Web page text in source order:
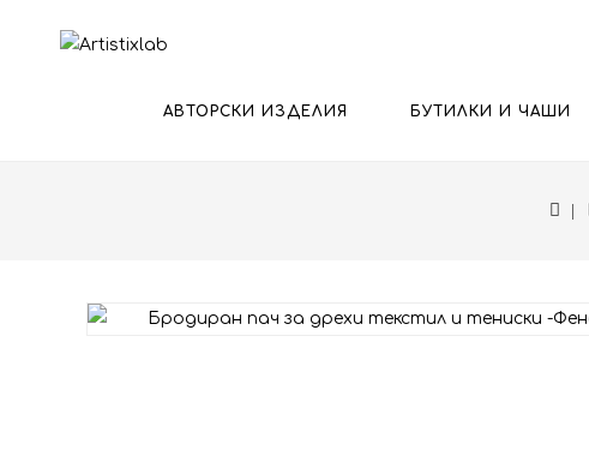
АВТОРСКИ ИЗДЕЛИЯ БУТИЛКИ И ЧАШИ